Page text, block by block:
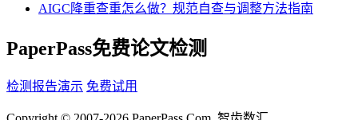
AIGC降重查重怎么做？规范自查与调整方法指南
PaperPass免费论文检测
检测报告演示 免费试用